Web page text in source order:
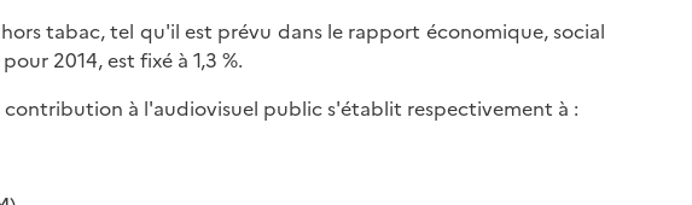
tabac, tel qu'il est prévu dans le rapport économique, social
2014, est fixé à 1,3 %.
à l'audiovisuel public s'établit respectivement à :